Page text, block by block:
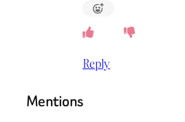
Reply
Mentions